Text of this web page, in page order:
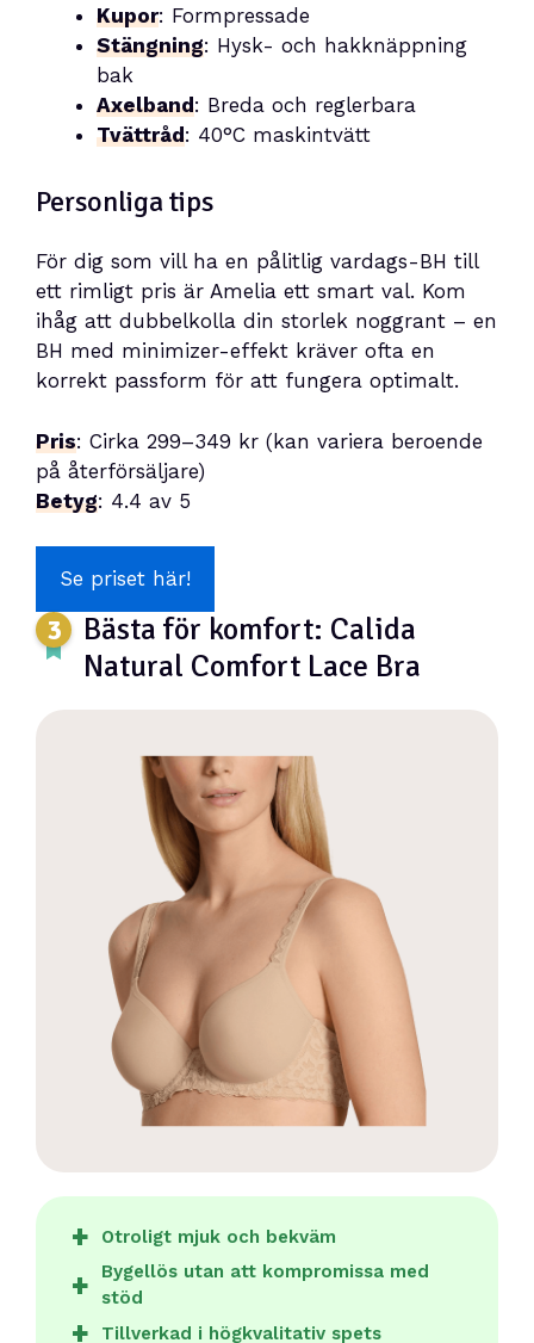
Kupor: Formpressade
Stängning: Hysk- och hakknäppning
bak
Axelband: Breda och reglerbara
Tvättråd: 40°C maskintvätt
Personliga tips
För dig som vill ha en pålitlig vardags-BH till
ett rimligt pris är Amelia ett smart val. Kom
ihåg att dubbelkolla din storlek noggrant – en
BH med minimizer-effekt kräver ofta en
korrekt passform för att fungera optimalt.
Pris: Cirka 299–349 kr (kan variera beroende
på återförsäljare)
Betyg: 4.4 av 5
Se priset här!
Bästa för komfort: Calida
Natural Comfort Lace Bra
Otroligt mjuk och bekväm
Bygellös utan att kompromissa med
stöd
Tillverkad i högkvalitativ spets